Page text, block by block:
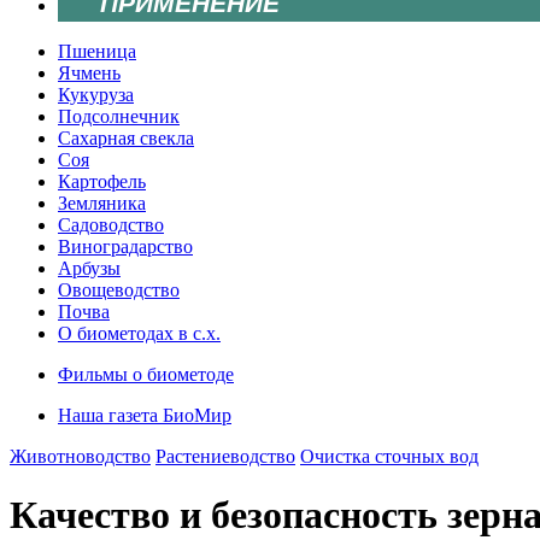
Пшеница
Ячмень
Кукуруза
Подсолнечник
Сахарная свекла
Соя
Картофель
Земляника
Садоводство
Виноградарство
Арбузы
Овощеводство
Почва
О биометодах в с.х.
Фильмы о биометоде
Наша газета БиоМир
Животноводство Растениеводство Очистка сточных вод
Качество и безопасность